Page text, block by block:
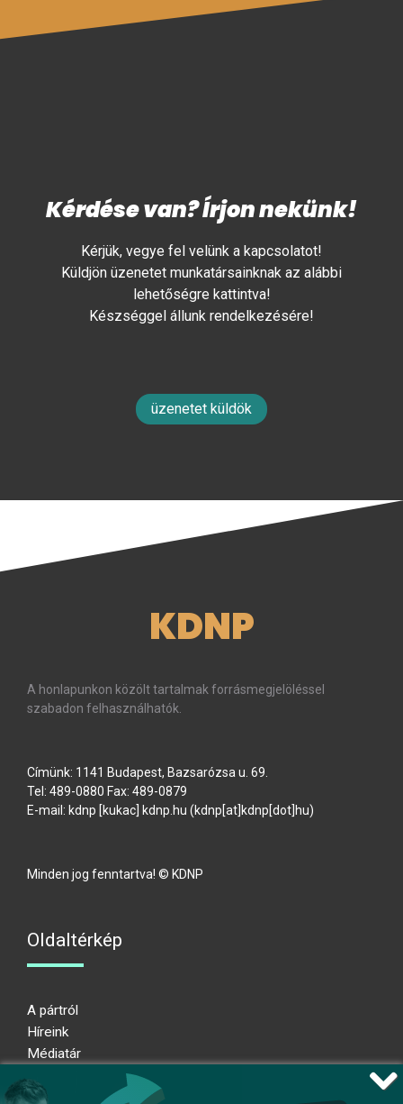
Kérdése van? Írjon nekünk!
Kérjük, vegye fel velünk a kapcsolatot!
Küldjön üzenetet munkatársainknak az alábbi
lehetőségre kattintva!
Készséggel állunk rendelkezésére!
üzenetet küldök
KDNP
A honlapunkon közölt tartalmak forrásmegjelöléssel
szabadon felhasználhatók.
Címünk: 1141 Budapest, Bazsarózsa u. 69.
Tel: 489-0880 Fax: 489-0879
E-mail: kdnp [kukac] kdnp.hu (kdnp[at]kdnp[dot]hu)
Minden jog fenntartva! © KDNP
Oldaltérkép
A pártról
Híreink
Médiatár
Adatkezelési nyilatkozat